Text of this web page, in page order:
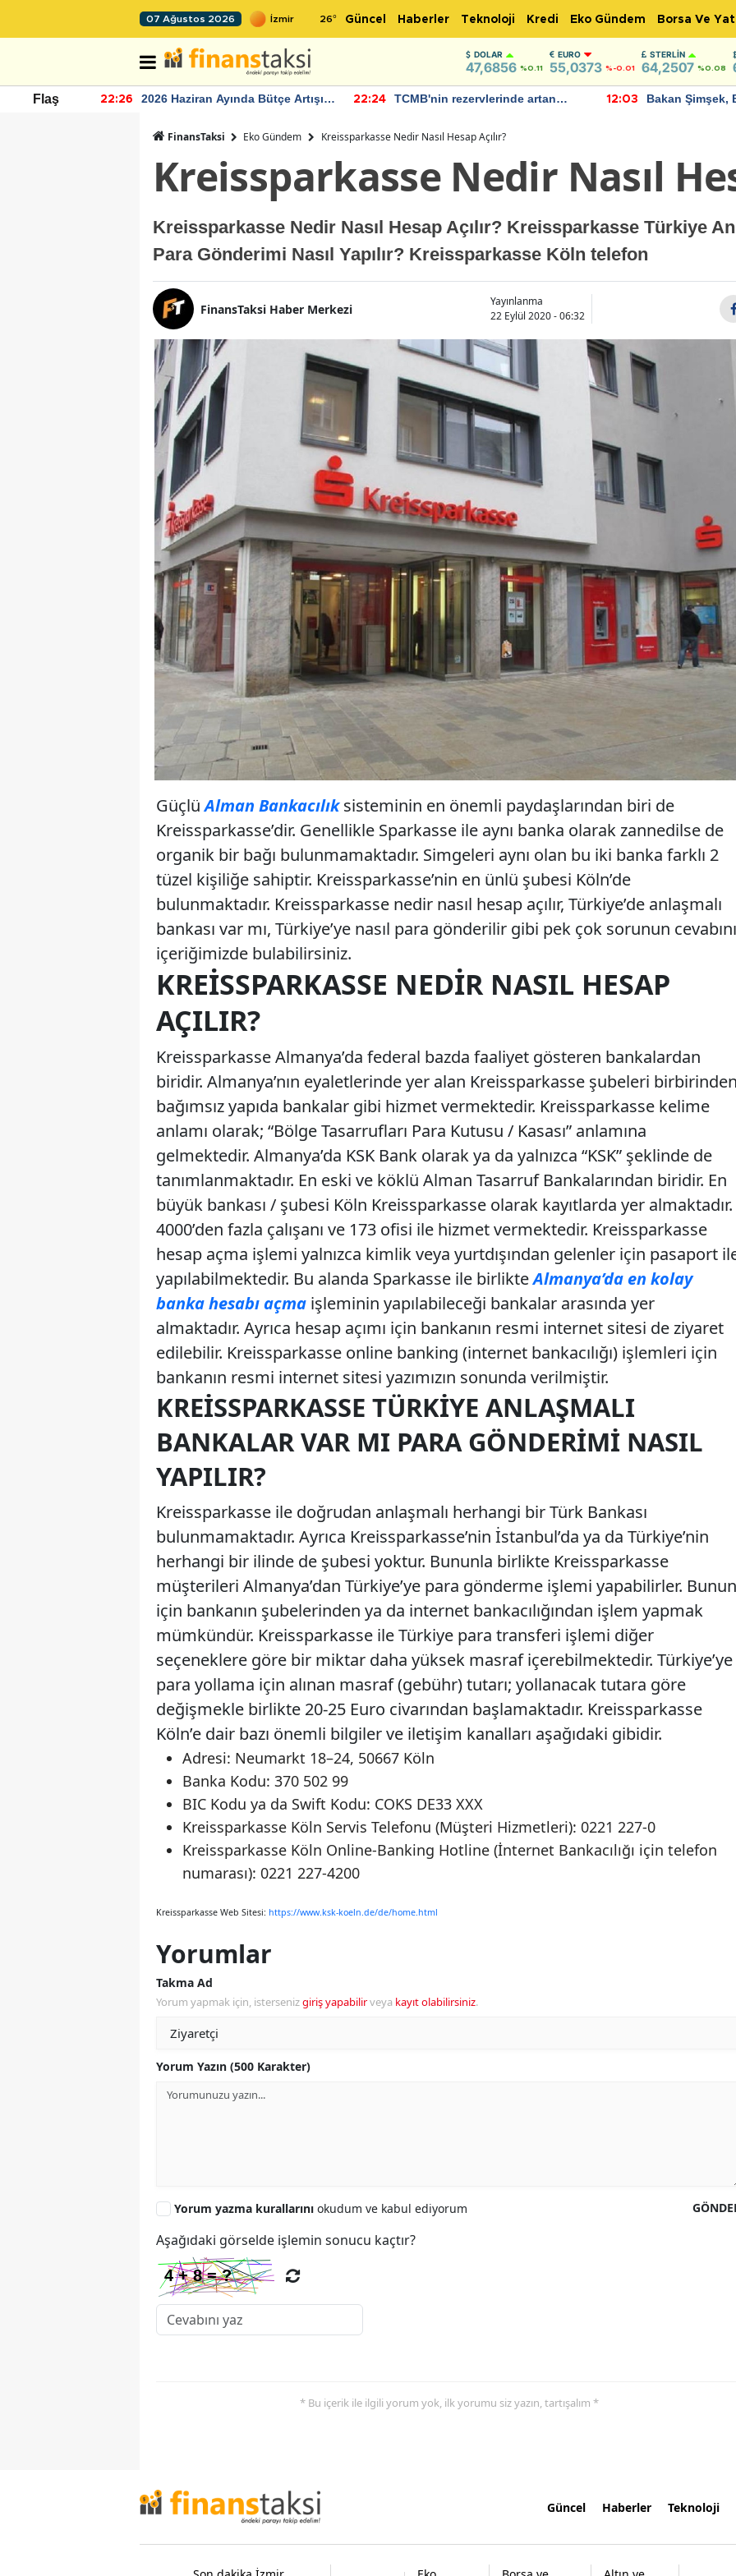
07 Ağustos 2026 26° Güncel Haberler Teknoloji Kredi Eko Gündem Borsa Ve
DOLAR
47,6856 %0.11
EURO
55,0373 %-0.01
STERLIN
64,2507 %0.08
Flaş 22:26
2026 Haziran Ayında Bütçe Artışı
22:24
TCMB'nin rezervlerinde artan
12:03
Bakan Şimşek,
FinansTaksi Eko Gündem Kreissparkasse Nedir Nasıl Hesap Açılır?
Kreissparkasse Nedir Nasıl
Kreissparkasse Nedir Nasıl Hesap Açılır? Kreissparkasse Türkiye
Para Gönderimi Nasıl Yapılır? Kreissparkasse Köln telefon
FinansTaksi Haber Merkezi
Yayınlanma
22 Eylül 2020 - 06:32
GüçlüAlman Bankacılıksisteminin en önemli paydaşlarından biri de
Kreissparkasse’dir. Genellikle Sparkasse ile aynı banka olarak zannedilse de
organik bir bağı bulunmamaktadır. Simgeleri aynı olan bu iki banka farklı 2
tüzel kişiliğe sahiptir. Kreissparkasse’nin en ünlü şubesi Köln’de
bulunmaktadır. Kreissparkasse nedir nasıl hesap açılır, Türkiye’de anlaşmalı
bankası var mı, Türkiye’ye nasıl para gönderilir gibi pek çok sorunun cevabını
içeriğimizde bulabilirsiniz.
KREISSPARKASSE NEDIR NASIL HESAP
AÇILIR?
Kreissparkasse Almanya’da federal bazda faaliyet gösteren bankalardan
biridir. Almanya’nın eyaletlerinde yer alan Kreissparkasse şubeleri
bağımsız yapıda bankalar gibi hizmet vermektedir. Kreissparkasse kelime
anlamı olarak; “Bölge Tasarrufları Para Kutusu / Kasası” anlamına
gelmektedir. Almanya’da KSK Bank olarak ya da yalnızca “KSK” şeklinde de
tanımlanmaktadır. En eski ve köklü Alman Tasarruf Bankalarından biridir. En
büyük bankası / şubesi Köln Kreissparkasse olarak kayıtlarda yer almaktadır.
4000’den fazla çalışanı ve 173 ofisi ile hizmet vermektedir. Kreissparkasse
hesap açma işlemi yalnızca kimlik veya yurtdışından gelenler için pasaport
yapılabilmektedir. Bu alanda Sparkasse ile birlikteAlmanya’da en kolay
banka hesabı açma işleminin yapılabileceği bankalar arasında yer
almaktadır. Ayrıca hesap açımı için bankanın resmi internet sitesi de ziyaret
edilebilir. Kreissparkasse online banking (internet bankacılığı) işlemleri için
bankanın resmi internet sitesi yazımızın sonunda verilmiştir.
KREISSPARKASSE TÜRKIYE ANLAŞMALI
BANKALAR VAR MI PARA GÖNDERIMI NASIL
YAPILIR?
Kreissparkasse ile doğrudan anlaşmalı herhangi bir Türk Bankası
bulunmamaktadır. Ayrıca Kreissparkasse’nin İstanbul’da ya da Türkiye’nin
herhangi bir ilinde de şubesi yoktur. Bununla birlikte Kreissparkasse
müşterileri Almanya’dan Türkiye’ye para gönderme işlemi yapabilirler. Bunun
için bankanın şubelerinden ya da internet bankacılığından işlem yapmak
mümkündür. Kreissparkasse ile Türkiye para transferi işlemi diğer
seçeneklere göre bir miktar daha yüksek masraf içerebilmektedir. Türkiye’ye
para yollama için alınan masraf (gebühr) tutarı; yollanacak tutara göre
değişmekle birlikte 20-25 Euro civarından başlamaktadır. Kreissparkasse
Köln’e dair bazı önemli bilgiler ve iletişim kanalları aşağıdaki gibidir.
Adresi: Neumarkt 18–24, 50667 Köln
Banka Kodu: 370 502 99
BIC Kodu ya da Swift Kodu: COKS DE33 XXX
Kreissparkasse Köln Servis Telefonu (Müşteri Hizmetleri): 0221 227-0
Kreissparkasse Köln Online-Banking Hotline (İnternet Bankacılığı için telefon
numarası): 0221 227-4200
Kreissparkasse Web Sitesi: https://www.ksk-koeln.de/de/home.html
Yorumlar
Takma Ad
Yorum yapmak için, istersenizgiriş yapabilirveya kayıt olabilirsiniz.
Yorum Yazın (500 Karakter)
Yorum yazma kurallarını okudum ve kabul ediyorum
Aşağıdaki görselde işlemin sonucu kaçtır?
* Bu içerik ile ilgili yorum yok, ilk yorumu siz yazın, tartışalım *
Güncel Haberler Teknoloji